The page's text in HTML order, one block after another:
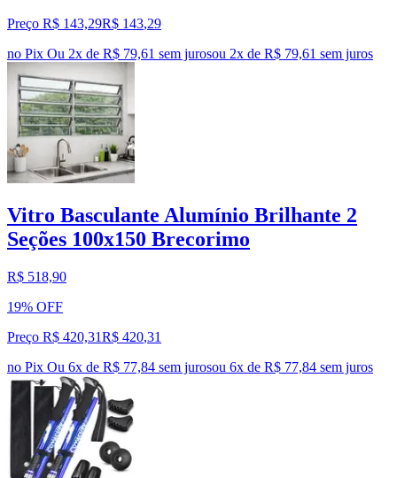
Preço R$ 143,29R$ 143,29
no Pix Ou 2x de R$ 79,61 sem jurosou 2x de R$ 79,61 sem juros
Vitro Basculante Alumínio Brilhante 2
Seções 100x150 Brecorimo
R$ 518,90
19% OFF
Preço R$ 420,31R$ 420,31
no Pix Ou 6x de R$ 77,84 sem jurosou 6x de R$ 77,84 sem juros